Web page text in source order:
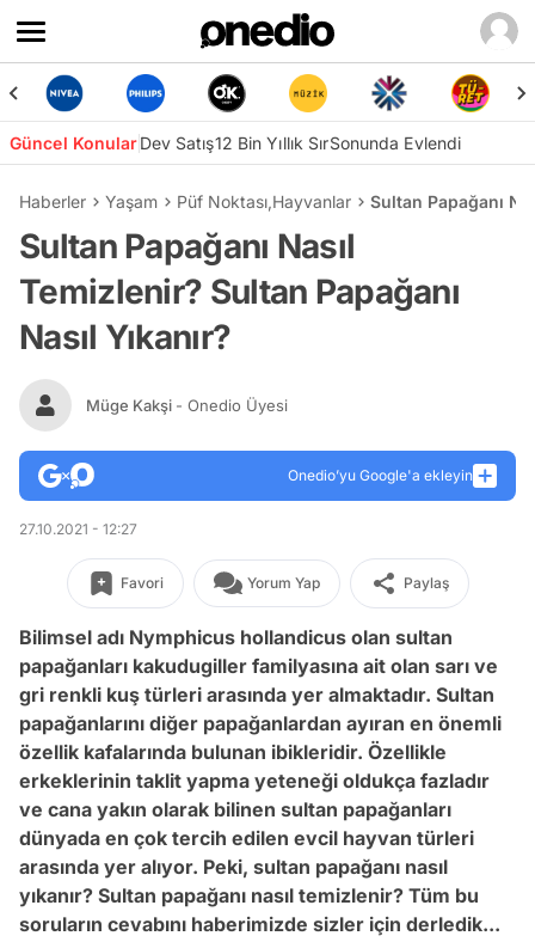
Güncel KonularDev Satış12 Bin Yıllık SırSonunda Evlendi
Haberler Yaşam Püf Noktası,Hayvanlar Sultan Papağanı
Sultan Papağanı Nasıl
Temizlenir? Sultan Papağanı
Nasıl Yıkanır?
Müge Kakşi - Onedio Üyesi
Onedio’yu Google'a ekleyin
27.10.2021 - 12:27
Favori Yorum Yap Paylaş
Bilimsel adı Nymphicus hollandicus olan sultan
papağanları kakudugiller familyasına ait olan sarı ve
gri renkli kuş türleri arasında yer almaktadır. Sultan
papağanlarını diğer papağanlardan ayıran en önemli
özellik kafalarında bulunan ibikleridir. Özellikle
erkeklerinin taklit yapma yeteneği oldukça fazladır
ve cana yakın olarak bilinen sultan papağanları
dünyada en çok tercih edilen evcil hayvan türleri
arasında yer alıyor. Peki, sultan papağanı nasıl
yıkanır? Sultan papağanı nasıl temizlenir? Tüm bu
soruların cevabını haberimizde sizler için derledik...